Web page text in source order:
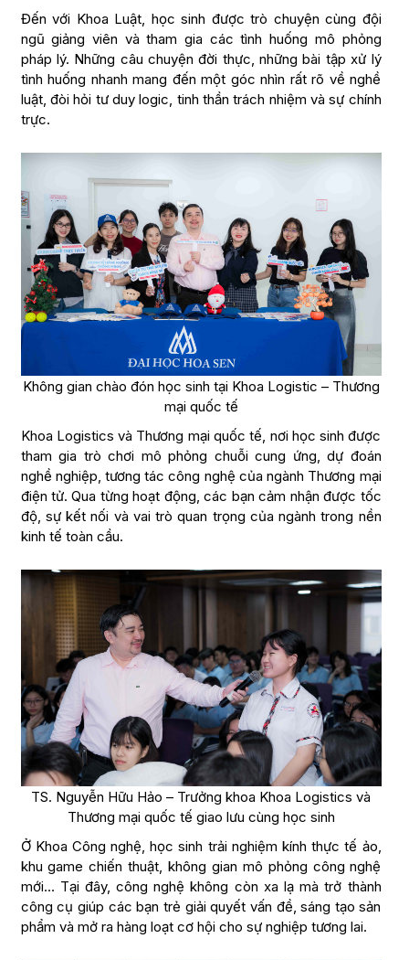
Đến với Khoa Luật, học sinh được trò chuyện cùng đội
ngũ giảng viên và tham gia các tình huống mô phỏng
pháp lý. Những câu chuyện đời thực, những bài tập xử lý
tình huống nhanh mang đến một góc nhìn rất rõ về nghề
luật, đòi hỏi tư duy logic, tinh thần trách nhiệm và sự chính
trực.
Không gian chào đón học sinh tại Khoa Logistic – Thương
mại quốc tế
Khoa Logistics và Thương mại quốc tế, nơi học sinh được
tham gia trò chơi mô phỏng chuỗi cung ứng, dự đoán
nghề nghiệp, tương tác công nghệ của ngành Thương mại
điện tử. Qua từng hoạt động, các bạn cảm nhận được tốc
độ, sự kết nối và vai trò quan trọng của ngành trong nền
kinh tế toàn cầu.
TS. Nguyễn Hữu Hảo – Trưởng khoa Khoa Logistics và
Thương mại quốc tế giao lưu cùng học sinh
Ở Khoa Công nghệ, học sinh trải nghiệm kính thực tế ảo,
khu game chiến thuật, không gian mô phỏng công nghệ
mới… Tại đây, công nghệ không còn xa lạ mà trở thành
công cụ giúp các bạn trẻ giải quyết vấn đề, sáng tạo sản
phẩm và mở ra hàng loạt cơ hội cho sự nghiệp tương lai.